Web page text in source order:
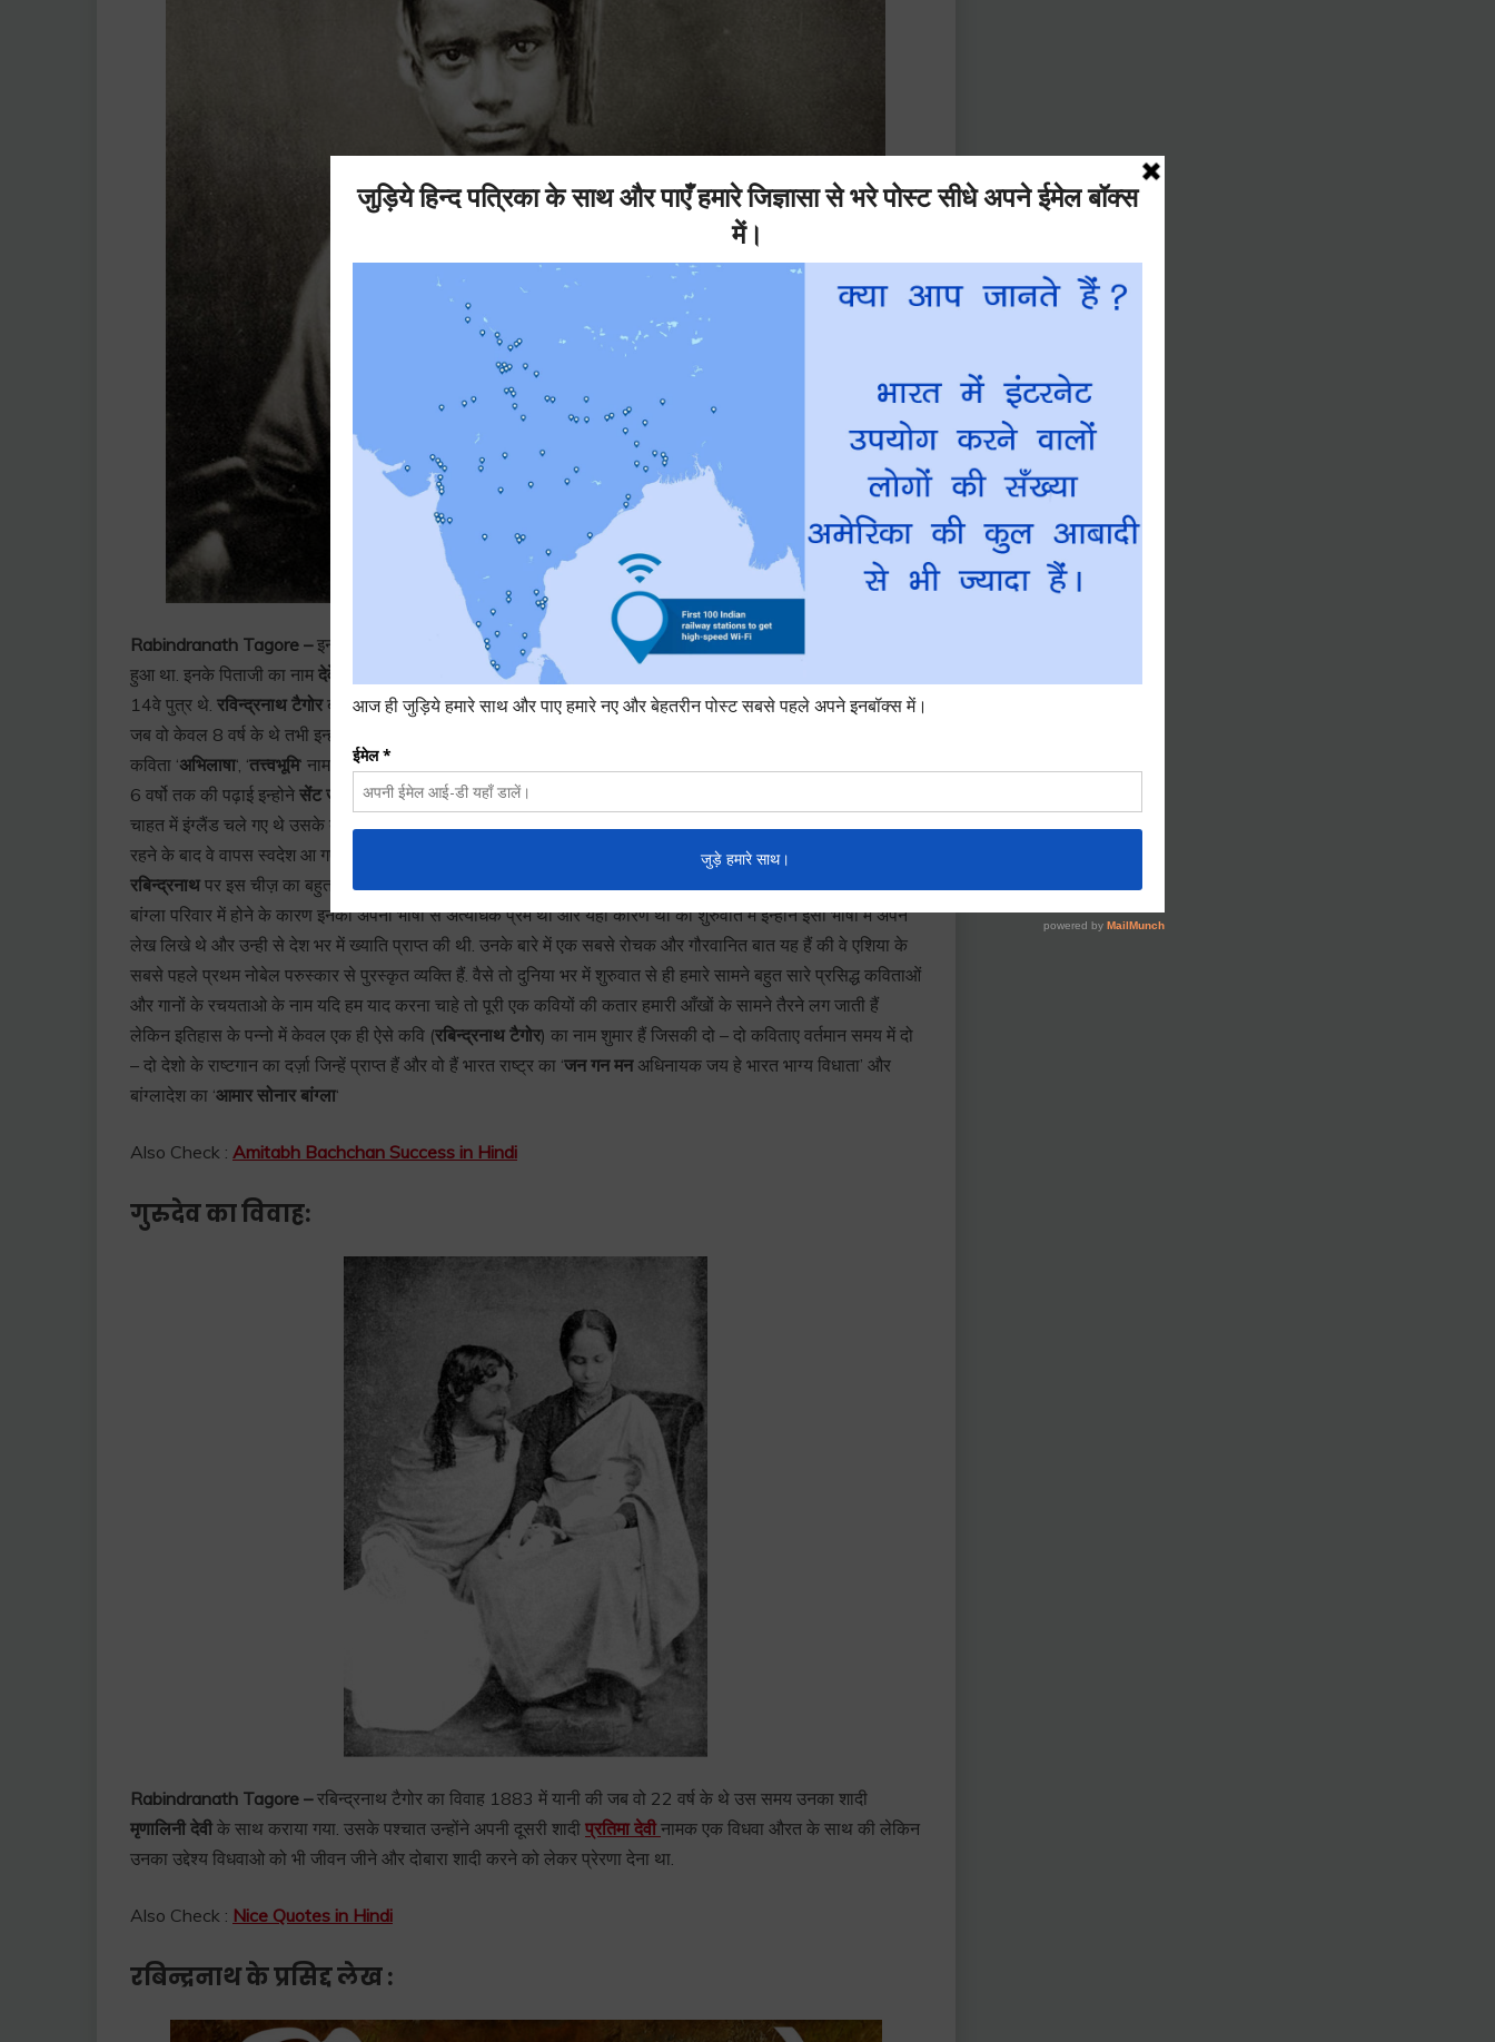
Rabindranath Tagore –इनका जन्म
में एक धनी एवं समृद्ध परिवार में कोलकाता के जोड़ासाँको ठाकुरबाड़ी में
हुआ था. इनके पिताजी का नाम देवेंद्रनाथ टैगोर और माताजी का नाम शारदा देवी
14वे पुत्र थे. रविन्द्रनाथ टैगोरबचपन से हीं बहुत प्रतिभाशाली व्यक्तित्व के व्यक्ति थे और इन्होने केवल छोटी उम्र से ही यानी की
जब वो केवल 8 वर्ष के थे तभी इन्होने अपनी पहली कविता लिख डाली थी. 13 वर्ष की उम्र में उनकी पहली पत्रिका में छपने वाली
कविता ‘अभिलाषा‘, ‘तत्त्वभूमि‘ नामक पत्रिका में छपी थी. इनकी शुरुवाती पढाई स्कूल से ना कर के घर से ही कराई गयी लेकिन केवल
6 वर्षो तक की पढ़ाई इन्होने सेंट ज़ेवियर स्कूलमें की जो की 1868 से 1874 तक थी. उसके कुछ समय बाद ही वो वकील बनने की
चाहत में इंग्लैंड चले गए थे उसके बाद लन्दन विश्वविद्यालय में कानून की पढ़ाई बीच में ही छोड़ कर यानी की केवल एक साल इंग्लैंड में
रहने के बाद वे वापस स्वदेश आ गए थे. पिता देवेन्द्रनाथ का एक समाजसेवी एवं बुद्धिजीवी व्यक्तित्व का व्यक्ति होने के कारण
रबिन्द्रनाथ पर इस चीज़ का बहुत अधिक प्रभाव पड़ा था और यही कारण था उनके वकील बनने की चाहत के पीछे. इनका जन्म एक
बांग्ला परिवार में होने के कारण इनको अपनी भाषा से अत्यधिक प्रेम था और यही कारण था की शुरुवात में इन्होने इसी भाषा में अपने
लेख लिखे थे और उन्ही से देश भर में ख्याति प्राप्त की थी. उनके बारे में एक सबसे रोचक और गौरवानित बात यह हैं की वे एशिया के
सबसे पहले प्रथम नोबेल परुस्कार से पुरस्कृत व्यक्ति हैं. वैसे तो दुनिया भर में शुरुवात से ही हमारे सामने बहुत सारे प्रसिद्ध कविताओं
और गानों के रचयताओ के नाम यदि हम याद करना चाहे तो पूरी एक कवियों की कतार हमारी आँखों के सामने तैरने लग जाती हैं
लेकिन इतिहास के पन्नो में केवल एक ही ऐसे कवि (रबिन्द्रनाथ टैगोर) का नाम शुमार हैं जिसकी दो – दो कविताए वर्तमान समय में दो
– दो देशो के राष्टगान का दर्ज़ा जिन्हें प्राप्त हैं और वो हैं भारत राष्ट्र का ‘जन गन मनअधिनायक जय हे भारत भाग्य विधाता’ और
बांग्लादेश का ‘आमार सोनार बांग्ला‘
Also Check : Amitabh Bachchan Success in Hindi
गुरुदेव का विवाह:
Rabindranath Tagore –रबिन्द्रनाथ टैगोर का विवाह 1883 में यानी की जब वो 22 वर्ष के थे उस समय उनका शादी
मृणालिनी देवीके साथ कराया गया. उसके पश्चात उन्होंने अपनी दूसरी शादी प्रतिमा देवी नामक एक विधवा औरत के साथ की लेकिन
उनका उद्देश्य विधवाओ को भी जीवन जीने और दोबारा शादी करने को लेकर प्रेरणा देना था.
Also Check : Nice Quotes in Hindi
रबिन्द्रनाथ के प्रसिद्द लेख :